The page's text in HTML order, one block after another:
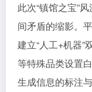
此次“镇馆之宝”
间矛盾的缩影。
建立“人工+机器”
等特殊品类设置
生成信息的标注